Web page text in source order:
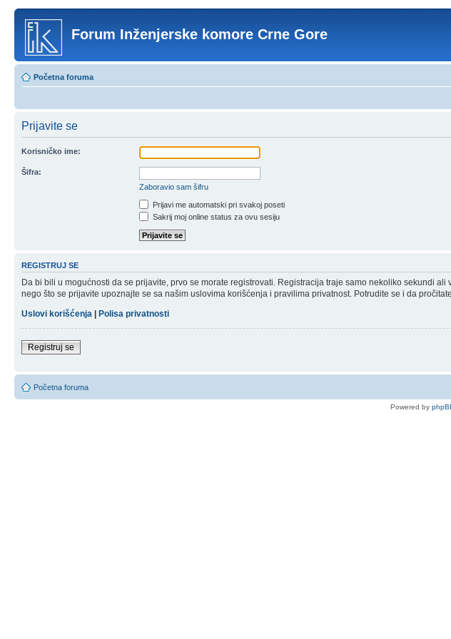
Forum Inženjerske komore Crne Gore
Početna foruma
Prijavite se
Korisničko ime:
Šifra:
Zaboravio sam šifru
Prijavi me automatski pri svakoj poseti
Sakrij moj online status za ovu sesiju
REGISTRUJ SE
Da bi bili u mogućnosti da se prijavite, prvo se morate registrovati. Registracija traje samo nekoliko sekundi
nego što se prijavite upoznajte se sa našim uslovima korišćenja i pravilima privatnost. Potrudite se i da
Uslovi korišćenja | Polisa privatnosti
Registruj se
Početna foruma
Powered by